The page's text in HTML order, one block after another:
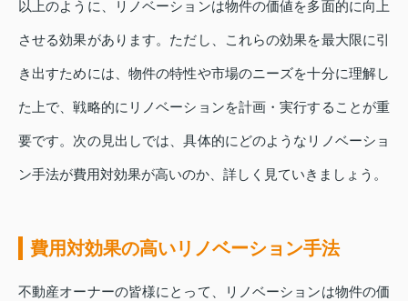
以上のように、リノベーションは物件の価値を多面的に向上
させる効果があります。ただし、これらの効果を最大限に引
き出すためには、物件の特性や市場のニーズを十分に理解し
た上で、戦略的にリノベーションを計画・実行することが重
要です。次の見出しでは、具体的にどのようなリノベーショ
ン手法が費用対効果が高いのか、詳しく見ていきましょう。
費用対効果の高いリノベーション手法
不動産オーナーの皆様にとって、リノベーションは物件の価